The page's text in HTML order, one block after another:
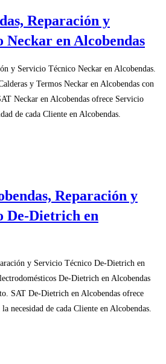
Reparación y
Neckar en Alcobendas
y Servicio Técnico Neckar en Alcobendas.
y Termos Neckar en Alcobendas con
Neckar en Alcobendas ofrece Servicio
de cada Cliente en Alcobendas.
Reparación y
De-Dietrich en
y Servicio Técnico De-Dietrich en
De-Dietrich en Alcobendas
SAT De-Dietrich en Alcobendas ofrece
necesidad de cada Cliente en Alcobendas.